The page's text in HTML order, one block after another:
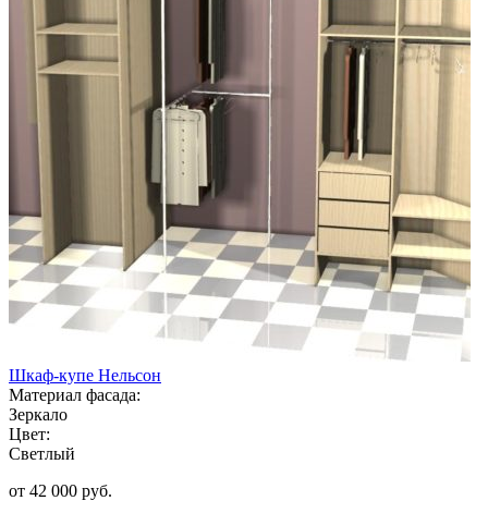
Шкаф-купе Нельсон
Материал фасада:
Зеркало
Цвет:
Светлый
от 42 000 руб.